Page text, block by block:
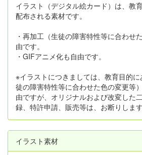
イラスト（デジタル絵カード）は、教
配布される素材です。
・再加工（生徒の障害特性等に合わせ
由です。
・GIFアニメ化も自由です。
※イラストにつきましては、教育目的
徒の障害特性等に合わせた色の変更等
由ですが、オリジナルおよび改変した
録、特許申請、販売等は、お断りしま
イラスト素材